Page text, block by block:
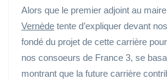
Alors que le premier adjoint au
Vernède tente d’expliquer devant
fondé du projet de cette carrière
nos consoeurs de France 3, se
montrant que la future carrière